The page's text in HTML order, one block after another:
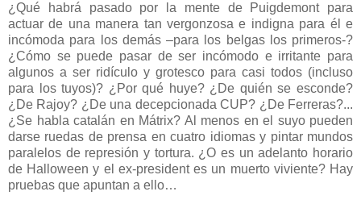
¿Qué habrá pasado por la mente de Puigdemont para
actuar de una manera tan vergonzosa e indigna para él e
incómoda para los demás –para los belgas los primeros-?
¿Cómo se puede pasar de ser incómodo e irritante para
algunos a ser ridículo y grotesco para casi todos (incluso
para los tuyos)? ¿Por qué huye? ¿De quién se esconde?
¿De Rajoy? ¿De una decepcionada CUP? ¿De Ferreras?...
¿Se habla catalán en Mátrix? Al menos en el suyo pueden
darse ruedas de prensa en cuatro idiomas y pintar mundos
paralelos de represión y tortura. ¿O es un adelanto horario
de Halloween y el ex-president es un muerto viviente? Hay
pruebas que apuntan a ello…